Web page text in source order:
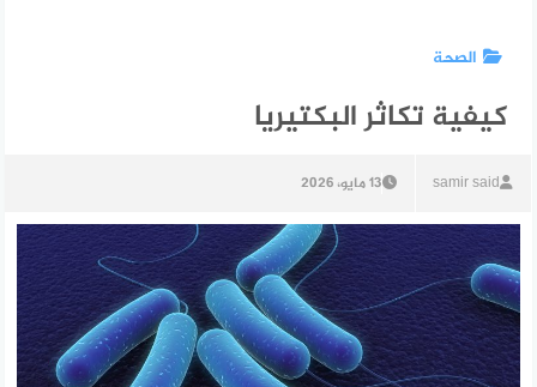
الصحة
كيفية تكاثر البكتيريا
samir said 13 مايو، 2026